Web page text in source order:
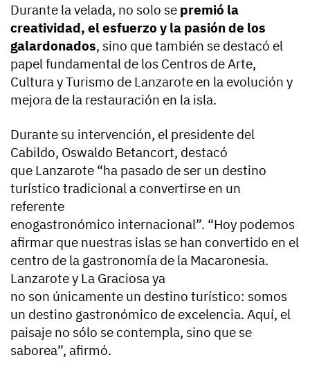
Durante la velada, no solo se premió la
creatividad, el esfuerzo y la pasión de los
galardonados, sino que también se destacó el
papel fundamental de los Centros de Arte,
Cultura y Turismo de Lanzarote en la evolución y
mejora de la restauración en la isla.
Durante su intervención, el presidente del
Cabildo, Oswaldo Betancort, destacó
que Lanzarote “ha pasado de ser un destino
turístico tradicional a convertirse en un
referente
enogastronómico internacional”. “Hoy podemos
afirmar que nuestras islas se han convertido en el
centro de la gastronomía de la Macaronesia.
Lanzarote y La Graciosa ya
no son únicamente un destino turístico: somos
un destino gastronómico de excelencia. Aquí, el
paisaje no sólo se contempla, sino que se
saborea”, afirmó.